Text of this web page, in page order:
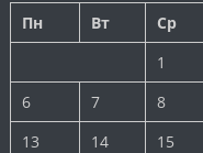
Пн
Вт Ср
1
6
7 8
13
14 15